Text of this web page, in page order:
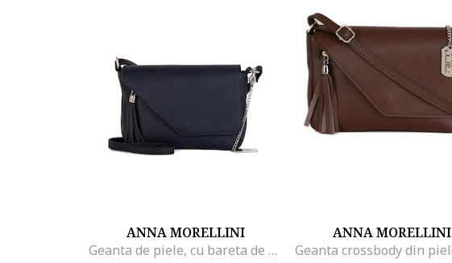
ANNA MORELLINI
Geanta de piele, cu bareta de umar Lola, Bleumarin
ANNA MORELLINI